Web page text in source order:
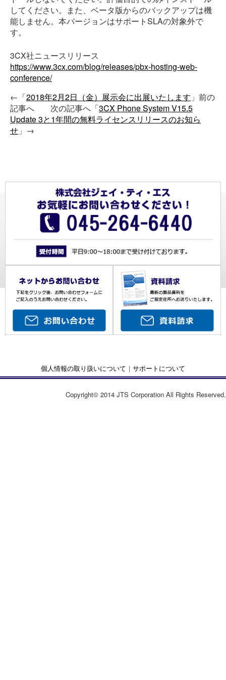
してください。また、ベータ版からのバックアップは機
能しません。本バージョンはサポートSLAの対象外で
す。
3CX社ニュースリリース
https://www.3cx.com/blog/releases/pbx-hosting-web-
conference/
←「2018年2月2日（金）展示会に出展いたします 」前の
記事へ 次の記事へ「3CX Phone System V15.5
Update 3と1年間の無料ライセンスリリースのお知ら
せ 」→
個人情報の取り扱いについて ｜ サポートについて
Copyright© 2014 JTS Corporation All Rights Reserved.